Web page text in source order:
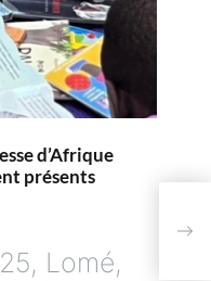
d’Afrique
présents
Lomé,